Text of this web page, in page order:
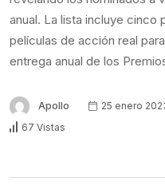
anual. La lista incluye cinco
películas de acción real
entrega anual de los
Apollo 25 enero
67 Vistas